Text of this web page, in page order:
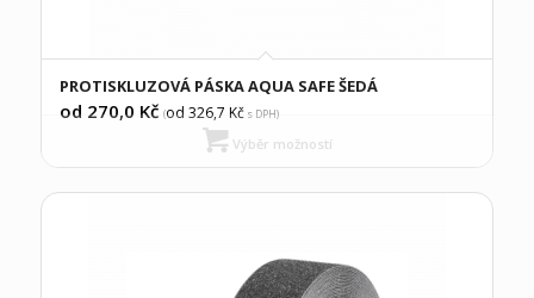
PROTISKLUZOVÁ PÁSKA AQUA SAFE ŠEDÁ
od 270,0 Kč (od 326,7 Kčs DPH)
Výběr možností